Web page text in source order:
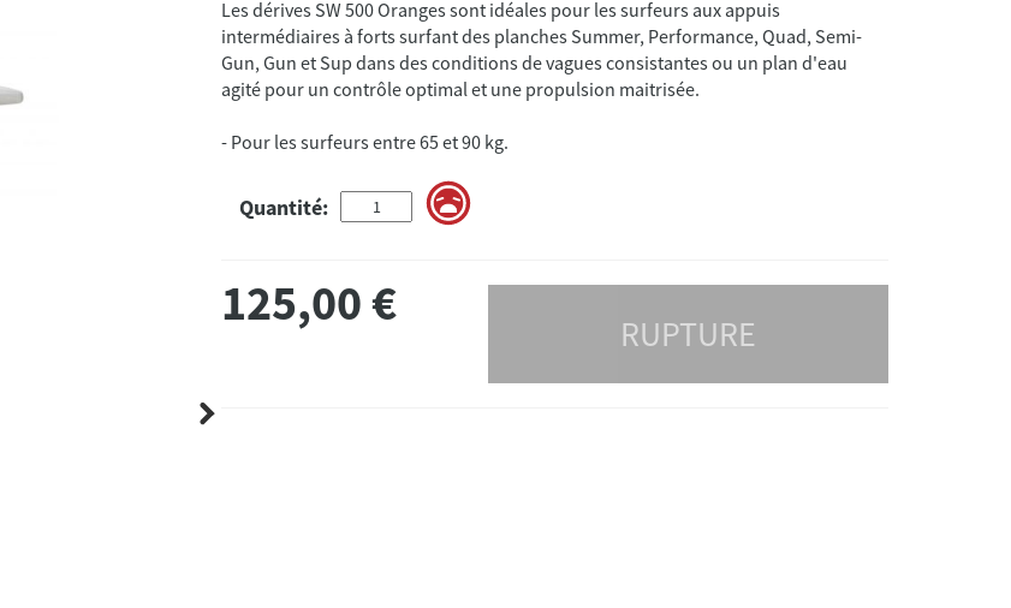
Les dérives SW 500 Oranges sont idéales pour les surfeurs aux appuis
intermédiaires à forts surfant des planches Summer, Performance, Quad, Semi-
Gun, Gun et Sup dans des conditions de vagues consistantes ou un plan d'eau
agité pour un contrôle optimal et une propulsion maitrisée.
- Pour les surfeurs entre 65 et 90 kg.
Quantité:
125,00€
RUPTURE